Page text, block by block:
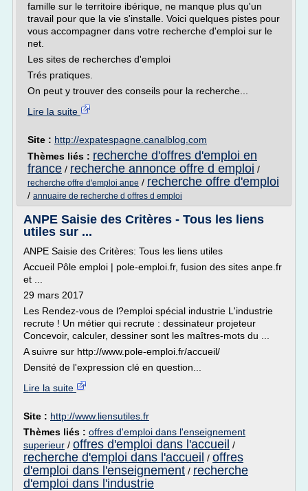
famille sur le territoire ibérique, ne manque plus qu'un
travail pour que la vie s'installe. Voici quelques pistes pour
vous accompagner dans votre recherche d'emploi sur le
net.
Les sites de recherches d'emploi
Trés pratiques.
On peut y trouver des conseils pour la recherche...
Lire la suite
Site : http://expatespagne.canalblog.com
Thèmes liés : recherche d'offres d'emploi en
france / recherche annonce offre d emploi /
recherche offre d'emploi anpe / recherche offre d'emploi
/ annuaire de recherche d offres d emploi
ANPE Saisie des Critères - Tous les liens
utiles sur ...
ANPE Saisie des Critères: Tous les liens utiles
Accueil Pôle emploi | pole-emploi.fr, fusion des sites anpe.fr
et ...
29 mars 2017
Les Rendez-vous de l?emploi spécial industrie L'industrie
recrute ! Un métier qui recrute : dessinateur projeteur
Concevoir, calculer, dessiner sont les maîtres-mots du ...
A suivre sur http://www.pole-emploi.fr/accueil/
Densité de l'expression clé en question...
Lire la suite
Site : http://www.liensutiles.fr
Thèmes liés : offres d'emploi dans l'enseignement
superieur / offres d'emploi dans l'accueil /
recherche d'emploi dans l'accueil / offres
d'emploi dans l'enseignement / recherche
d'emploi dans l'industrie